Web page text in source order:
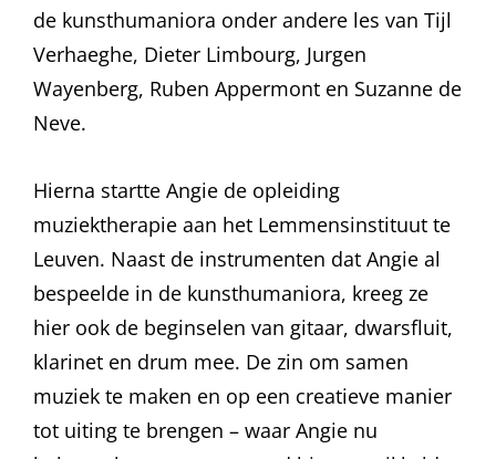
de kunsthumaniora onder andere les van Tijl
Verhaeghe, Dieter Limbourg, Jurgen
Wayenberg, Ruben Appermont en Suzanne de
Neve.
Hierna startte Angie de opleiding
muziektherapie aan het Lemmensinstituut te
Leuven. Naast de instrumenten dat Angie al
bespeelde in de kunsthumaniora, kreeg ze
hier ook de beginselen van gitaar, dwarsfluit,
klarinet en drum mee. De zin om samen
muziek te maken en op een creatieve manier
tot uiting te brengen – waar Angie nu